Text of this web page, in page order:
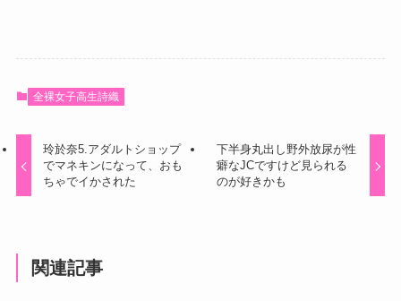
全裸女子高生詩織
玲於奈5.アダルトショップ
でマネキンになって、おも
ちゃでイかされた
下半身丸出し野外放尿が性
癖なJCですけど見られる
のが好きかも
関連記事